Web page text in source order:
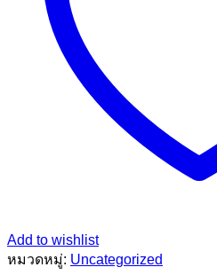
Add to wishlist
หมวดหมู่: Uncategorized